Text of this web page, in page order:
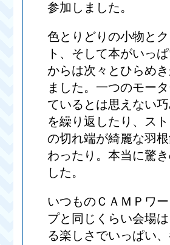
参加しました。
色とりどりの小物と
ト、そして本がいっ
からは次々とひらめ
ました。一つのモー
ているとは思えない
を繰り返したり、ス
の切れ端が綺麗な羽
わったり。本当に驚
した。
いつものＣＡＭＰワ
プと同じくらい会場
る楽しさでいっぱい